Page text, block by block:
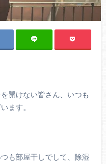
開けない皆さん、いつも
ます。
も部屋干しでして、除湿